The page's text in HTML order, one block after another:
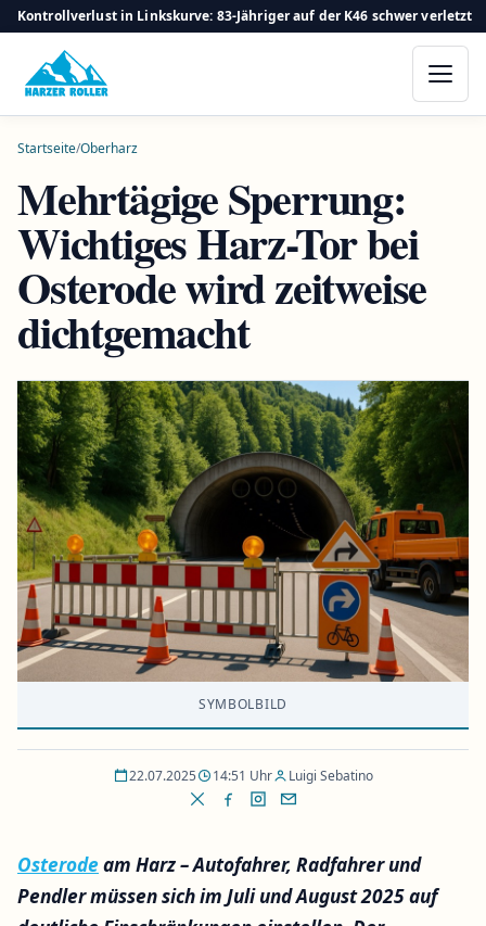
Kontrollverlust in Linkskurve: 83-Jähriger auf der K46 schwer verletzt
Startseite/Oberharz
Mehrtägige Sperrung:
Wichtiges Harz-Tor bei
Osterode wird zeitweise
dichtgemacht
SYMBOLBILD
22.07.2025 14:51 Uhr Luigi Sebatino
Osterodeam Harz – Autofahrer, Radfahrer und
Pendler müssen sich im Juli und August 2025 auf